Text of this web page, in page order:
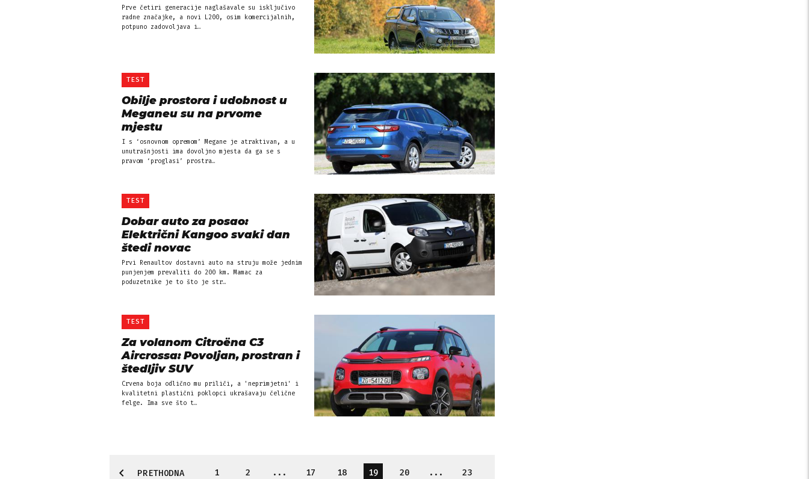
Prve četiri generacije naglašavale su isključivo
radne značajke, a novi L200, osim komercijalnih,
potpuno zadovoljava i…
TEST
Obilje prostora i udobnost u
Meganeu su na prvome
mjestu
I s ‘osnovnom opremom’ Megane je atraktivan, a u
unutrašnjosti ima dovoljno mjesta da ga se s
pravom ‘proglasi’ prostra…
TEST
Dobar auto za posao:
Električni Kangoo svaki dan
štedi novac
Prvi Renaultov dostavni auto na struju može jednim
punjenjem prevaliti do 200 km. Mamac za
poduzetnike je to što je str…
TEST
Za volanom Citroëna C3
Aircrossa: Povoljan, prostran i
štedljiv SUV
Crvena boja odlično mu priliči, a 'neprimjetni' i
kvalitetni plastični poklopci ukrašavaju čelične
felge. Ima sve što t…
PRETHODNA 1 2 ... 17 18 19 20 ... 23